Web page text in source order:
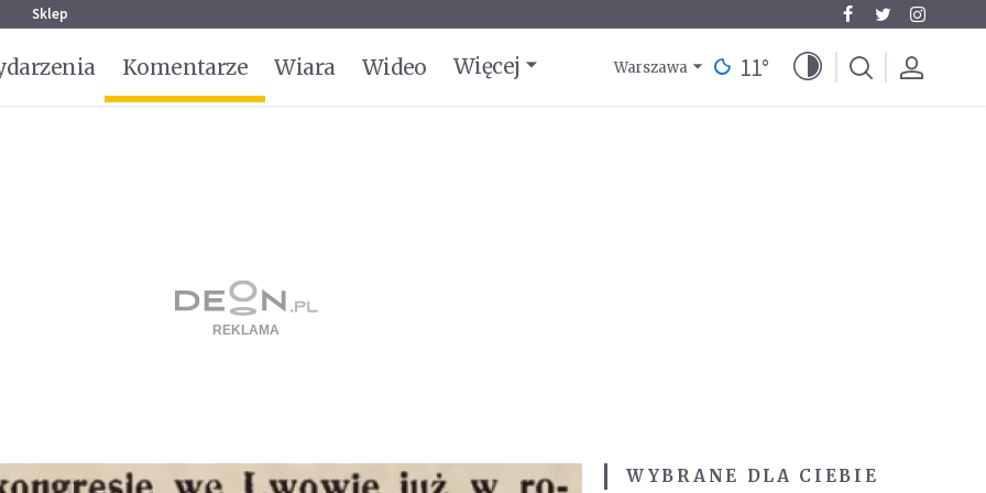
Sklep
Komentarze Wiara Wideo Więcej Warszawa 11°
WYBRANE DLA CIEBIE